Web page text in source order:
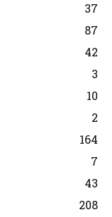
37
87
42
3
10
2
164
7
43
208